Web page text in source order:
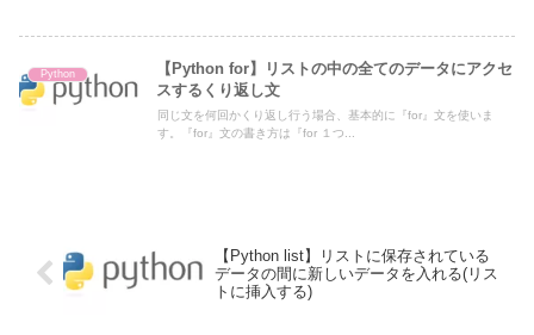
Python
【Python for】リストの中の全てのデータにアクセ
スするくり返し文
同じ文を何回かくり返し行う場合、基本的に『for』文を使いま
す。『for』文の書き方は『for １つ...
【Python list】リストに保存されている
データの間に新しいデータを入れる(リス
トに挿入する)